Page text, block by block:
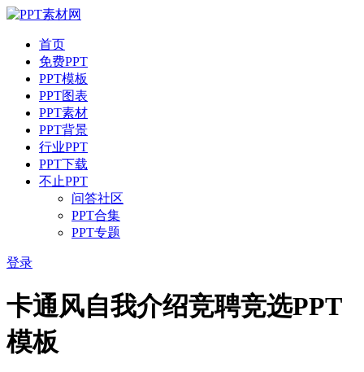
首页
免费PPT
PPT模板
PPT图表
PPT素材
PPT背景
行业PPT
PPT下载
不止PPT
问答社区
PPT合集
PPT专题
登录
卡通风自我介绍竞聘竞选PPT
模板